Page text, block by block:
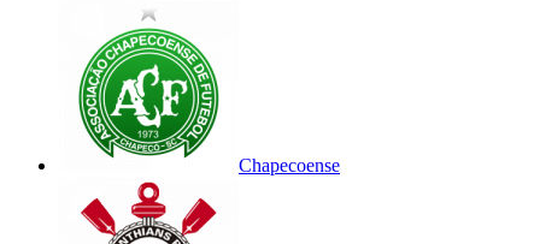
Chapecoense